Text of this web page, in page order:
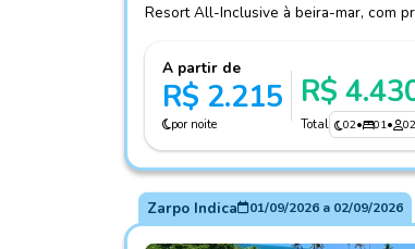
Resort All-Inclusive à beira-mar, com
A partir de
R$ 2.215
por noite
R$
Total 02• 01• 02
Zarpo Indica 01/09/2026a 02/09/2026